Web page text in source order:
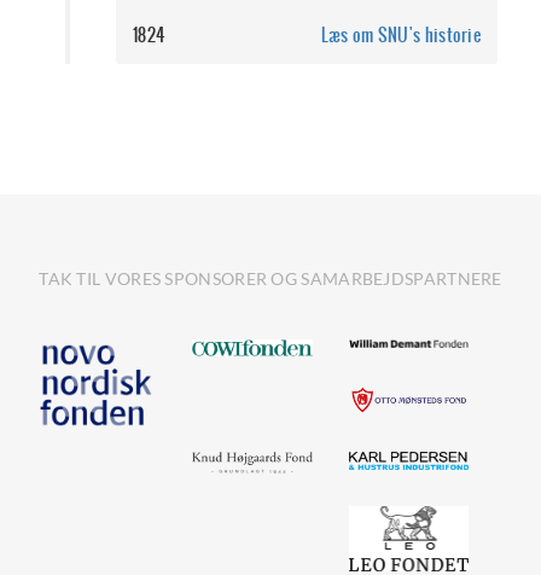
Læs om SNU's historie
1824
TAK TIL VORES SPONSORER OG SAMARBEJDSPARTNERE